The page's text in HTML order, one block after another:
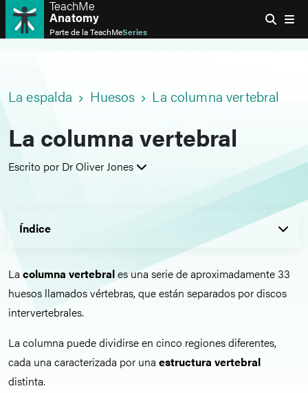
TeachMe
Anatomy
Parte de laTeachMeSeries
La espalda Huesos La columna vertebral
La columna vertebral
Escrito por Dr Oliver Jones
Índice
La columna vertebrales una serie de aproximadamente 33
huesos llamados vértebras, que están separados por discos
intervertebrales.
La columna puede dividirse en cinco regiones diferentes,
cada una caracterizada por una estructura vertebral
distinta.